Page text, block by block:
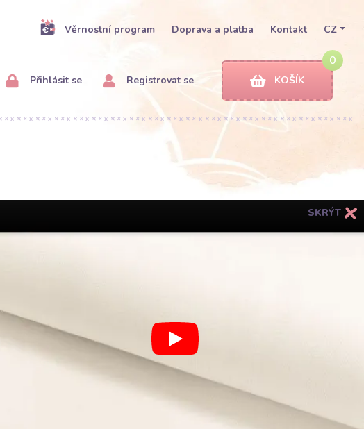
Věrnostní program Doprava a platba Kontakt CZ
Přihlásit se Registrovat se
0
KOŠÍK
SKRÝT